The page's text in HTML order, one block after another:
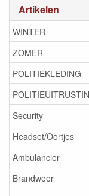
Artikelen
WINTER
ZOMER
POLITIEKLEDING
Security
Headset/Oortjes
Ambulancier
Brandweer